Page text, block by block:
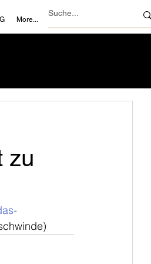
More...
zu